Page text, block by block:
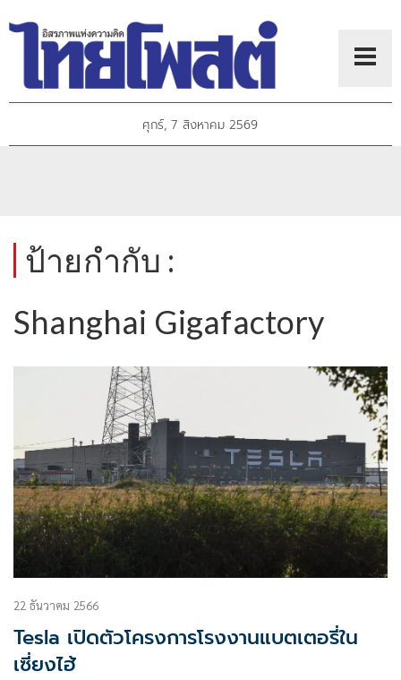
ศุกร์, 7 สิงหาคม 2569
ป้ายกำกับ :
Shanghai Gigafactory
22 ธันวาคม 2566
Tesla เปิดตัวโครงการโรงงานแบตเตอรี่ใน
เซี่ยงไฮ้